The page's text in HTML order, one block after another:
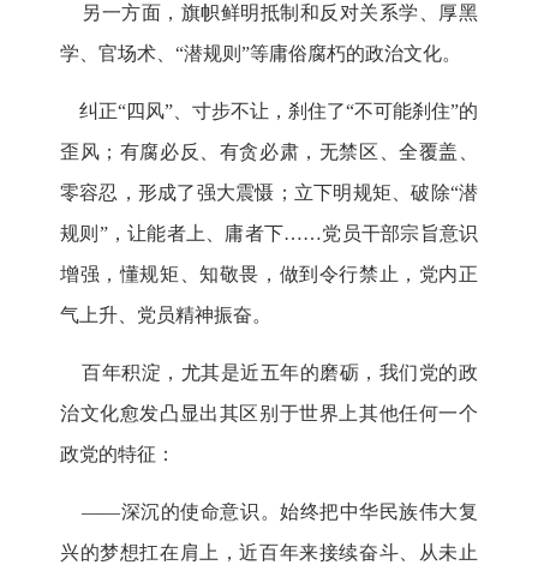
另一方面，旗帜鲜明抵制和反对关系学、厚黑
学、官场术、“潜规则”等庸俗腐朽的政治文化。
纠正“四风”、寸步不让，刹住了“不可能刹住”的
歪风；有腐必反、有贪必肃，无禁区、全覆盖、
零容忍，形成了强大震慑；立下明规矩、破除“潜
规则”，让能者上、庸者下……党员干部宗旨意识
增强，懂规矩、知敬畏，做到令行禁止，党内正
气上升、党员精神振奋。
百年积淀，尤其是近五年的磨砺，我们党的政
治文化愈发凸显出其区别于世界上其他任何一个
政党的特征：
——深沉的使命意识。始终把中华民族伟大复
兴的梦想扛在肩上，近百年来接续奋斗、从未止